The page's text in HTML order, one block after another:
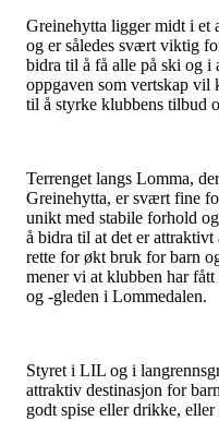
Greinehytta ligger midt i et
og er således svært viktig
bidra til å få alle på ski og
oppgaven som vertskap vil
til å styrke klubbens tilbud
Terrenget langs Lomma,
Greinehytta, er svært fine
unikt med stabile forhold
å bidra til at det er
rette for økt bruk for barn
mener vi at klubben har
og -gleden i Lommedalen.
Styret i LIL og i
attraktiv destinasjon for
godt spise eller drikke,